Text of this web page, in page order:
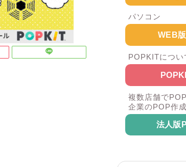
パソコン
WEB
POPKITについ
複数店舗で
企業のPOP作
法人版